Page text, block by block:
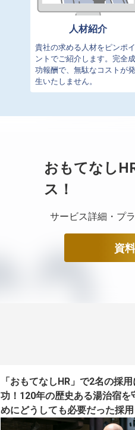
人材紹介
貴社の求める人材をピンポイ
ントでご紹介します。完全成
功報酬で、無駄なコストが発
生いたしません。
おもてなし
ス！
サービス詳細・プ
資
「おもてなしHR」で2名の採
功！120年の歴史ある湯治宿を
めにどうしても必要だった採用